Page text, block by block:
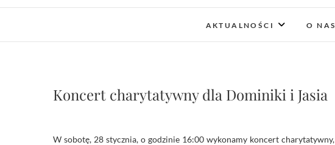
AKTUALNOŚCI O NAS
Koncert charytatywny dla Dominiki i Jasia
W sobotę, 28 stycznia, o godzinie 16:00 wykonamy koncert charytatywny, z którego uzbierane datki przeznaczone będą na leczenie